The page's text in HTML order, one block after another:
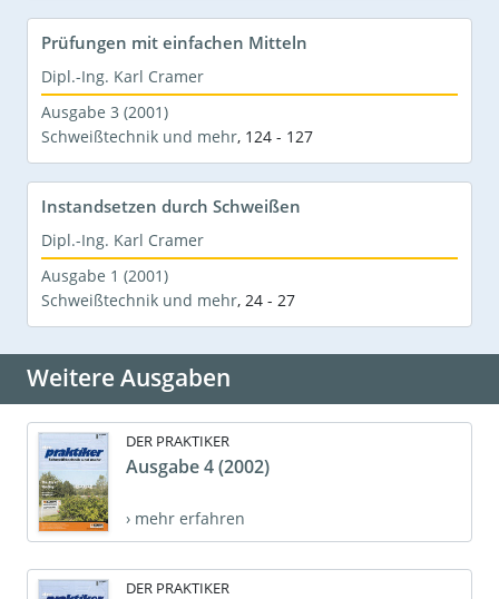
Prüfungen mit einfachen Mitteln
Dipl.-Ing. Karl Cramer
Ausgabe 3 (2001)
Schweißtechnik und mehr, 124 - 127
Instandsetzen durch Schweißen
Dipl.-Ing. Karl Cramer
Ausgabe 1 (2001)
Schweißtechnik und mehr, 24 - 27
Weitere Ausgaben
DER PRAKTIKER
Ausgabe 4 (2002)
› mehr erfahren
DER PRAKTIKER